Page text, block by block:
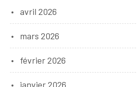
avril 2026
mars 2026
février 2026
janvier 2026